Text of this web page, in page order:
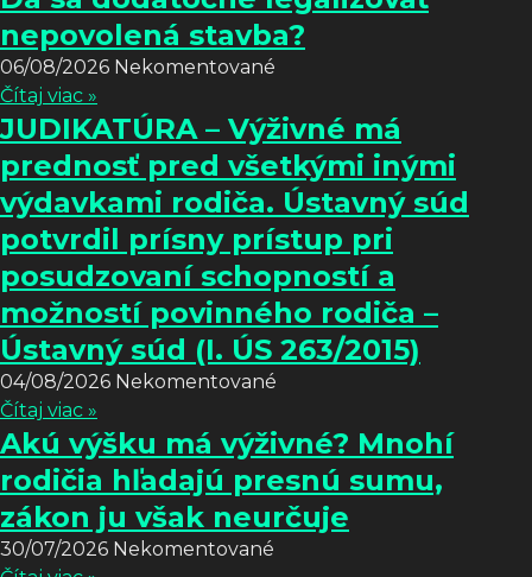
nepovolená stavba?
06/08/2026 Nekomentované
Čítaj viac »
JUDIKATÚRA – Výživné má
prednosť pred všetkými inými
výdavkami rodiča. Ústavný súd
potvrdil prísny prístup pri
posudzovaní schopností a
možností povinného rodiča –
Ústavný súd (I. ÚS 263/2015)
04/08/2026 Nekomentované
Čítaj viac »
Akú výšku má výživné? Mnohí
rodičia hľadajú presnú sumu,
zákon ju však neurčuje
30/07/2026 Nekomentované